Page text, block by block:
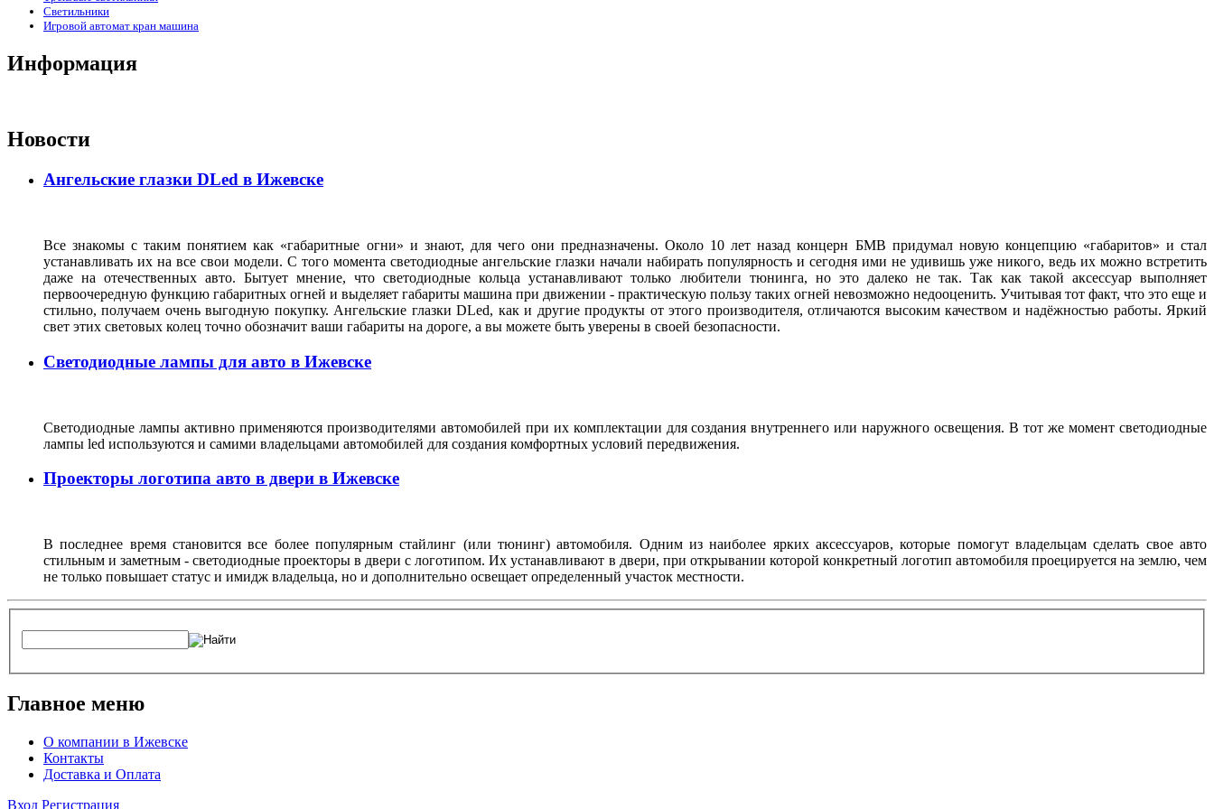
Светильники
Игровой автомат кран машина
Информация
Новости
Ангельские глазки DLed в Ижевске
Все знакомы с таким понятием как «габаритные огни» и знают, для чего они предназначены. Около 10 лет назад концерн БМВ придумал новую концепцию «габаритов» и стал
устанавливать их на все свои модели. С того момента светодиодные ангельские глазки начали набирать популярность и сегодня ими не удивишь уже никого, ведь их можно встретить
даже на отечественных авто. Бытует мнение, что светодиодные кольца устанавливают только любители тюнинга, но это далеко не так. Так как такой аксессуар выполняет
первоочередную функцию габаритных огней и выделяет габариты машина при движении - практическую пользу таких огней невозможно недооценить. Учитывая тот факт, что это еще и
стильно, получаем очень выгодную покупку. Ангельские глазки DLed, как и другие продукты от этого производителя, отличаются высоким качеством и надёжностью работы. Яркий
свет этих световых колец точно обозначит ваши габариты на дороге, а вы можете быть уверены в своей безопасности.
Светодиодные лампы для авто в Ижевске
Светодиодные лампы активно применяются производителями автомобилей при их комплектации для создания внутреннего или наружного освещения. В тот же момент светодиодные
лампы led используются и самими владельцами автомобилей для создания комфортных условий передвижения.
Проекторы логотипа авто в двери в Ижевске
В последнее время становится все более популярным стайлинг (или тюнинг) автомобиля. Одним из наиболее ярких аксессуаров, которые помогут владельцам сделать свое авто
стильным и заметным - светодиодные проекторы в двери с логотипом. Их устанавливают в двери, при открывании которой конкретный логотип автомобиля проецируется на землю, чем
не только повышает статус и имидж владельца, но и дополнительно освещает определенный участок местности.
Главное меню
О компании в Ижевске
Контакты
Доставка и Оплата
Вход Регистрация